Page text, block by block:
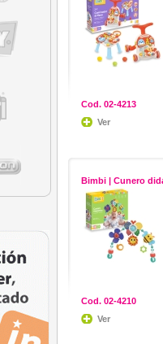
Cod. 02-4213
Ver
Bimbi | Cunero
Cod. 02-4210
Ver